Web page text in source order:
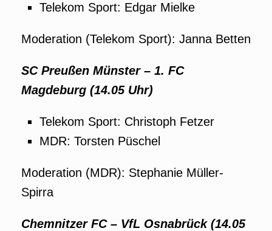
Telekom Sport: Edgar Mielke
Moderation (Telekom Sport): Janna Betten
SC Preußen Münster – 1. FC
Magdeburg (14.05 Uhr)
Telekom Sport: Christoph Fetzer
MDR: Torsten Püschel
Moderation (MDR): Stephanie Müller-
Spirra
Chemnitzer FC – VfL Osnabrück (14.05